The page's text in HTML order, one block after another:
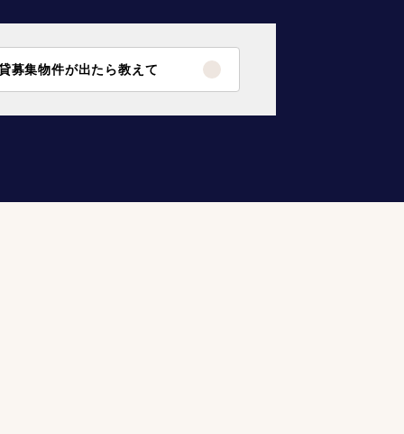
募集物件が出たら教えて